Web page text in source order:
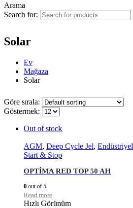
Arama
Search for:
Solar
Ev
Mağaza
Solar
Göre sırala:
Göstermek:
Out of stock
AGM, Deep Cycle Jel, Endüstriyel
Start & Stop
OPTİMA RED TOP 50 AH
0 out of 5
Read more
Hızlı Görünüm